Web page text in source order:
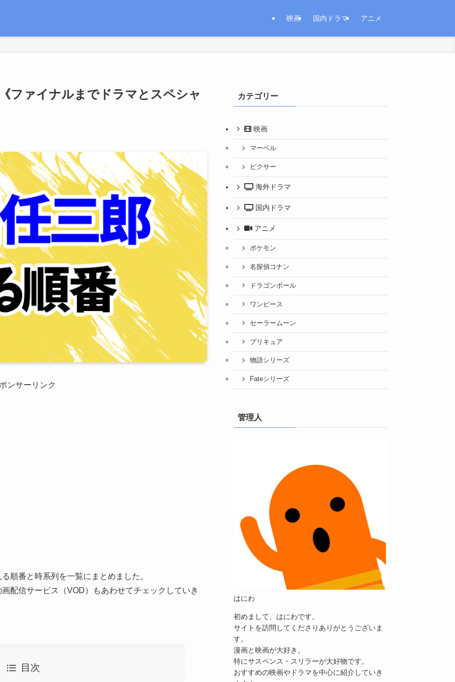
映画 国内ドラマ アニメ
ファイナルまでドラマとスペシャ
ンサーリンク
順番と時系列を一覧にまとめました。
配信サービス（VOD）もあわせてチェックしていき
目次
カテゴリー
映画
マーベル
ピクサー
海外ドラマ
国内ドラマ
アニメ
ポケモン
名探偵コナン
ドラゴンボール
ワンピース
セーラームーン
プリキュア
物語シリーズ
Fateシリーズ
管理人
はにわ
初めまして、はにわです。
サイトを訪問してくださりありがとうございま
す。
漫画と映画が大好き。
特にサスペンス・スリラーが大好物です。
おすすめの映画やドラマを中心に紹介していき